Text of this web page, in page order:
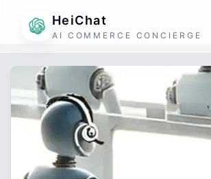
HeiChat
AI COMMERCE CONCIERGE